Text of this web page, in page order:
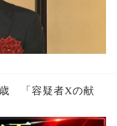
「容疑者Xの献